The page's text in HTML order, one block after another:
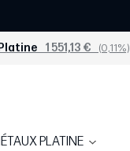
Platine 1 551,13 € (0,11%)
PLATINE